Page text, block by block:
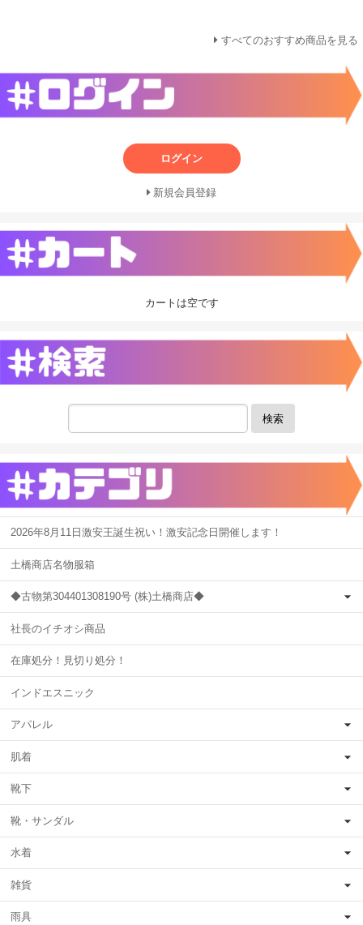
すべてのおすすめ商品を見る
ログイン
新規会員登録
カートは空です
検索
2026年8月11日激安王誕生祝い！激安記念日開催します！
土橋商店名物服箱
◆古物第304401308190号 (株)土橋商店◆
社長のイチオシ商品
在庫処分！見切り処分！
インドエスニック
アパレル
肌着
靴下
靴・サンダル
水着
雑貨
雨具